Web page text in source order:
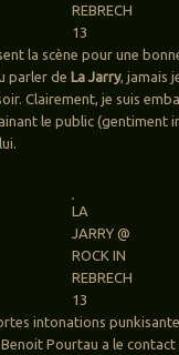
REBRECH
13
la scène pour une
parler de La Jarry, jamais
Clairement, je suis
le public (gentiment
LA
JARRY @
ROCK IN
REBRECH
13
intonations
Benoit Pourtau a le